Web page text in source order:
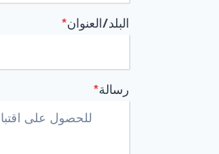
البلد/العنوان*
رسالة*